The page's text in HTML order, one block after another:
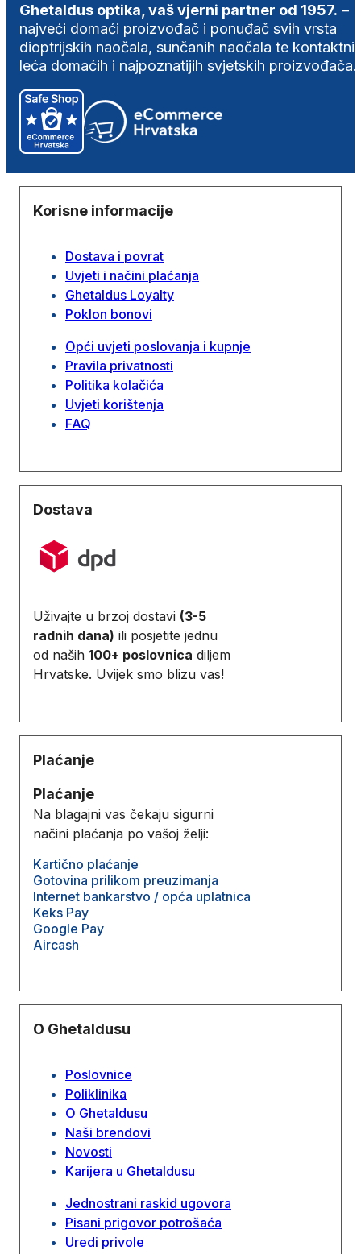
Ghetaldus optika, vaš vjerni partner od 1957. –
najveći domaći proizvođač i ponuđač svih vrsta
dioptrijskih naočala, sunčanih naočala te
leća domaćih i najpoznatijih svjetskih proizvođača.
Korisne informacije
Dostava i povrat
Uvjeti i načini plaćanja
Ghetaldus Loyalty
Poklon bonovi
Opći uvjeti poslovanja i kupnje
Pravila privatnosti
Politika kolačića
Uvjeti korištenja
FAQ
Dostava
Uživajte u brzoj dostavi (3-5
radnih dana) ili posjetite jednu
od naših 100+ poslovnica diljem
Hrvatske. Uvijek smo blizu vas!
Plaćanje
Plaćanje
Na blagajni vas čekaju sigurni
načini plaćanja po vašoj želji:
Kartično plaćanje
Gotovina prilikom preuzimanja
Internet bankarstvo / opća uplatnica
Keks Pay
Google Pay
Aircash
O Ghetaldusu
Poslovnice
Poliklinika
O Ghetaldusu
Naši brendovi
Novosti
Karijera u Ghetaldusu
Jednostrani raskid ugovora
Pisani prigovor potrošaća
Uredi privole